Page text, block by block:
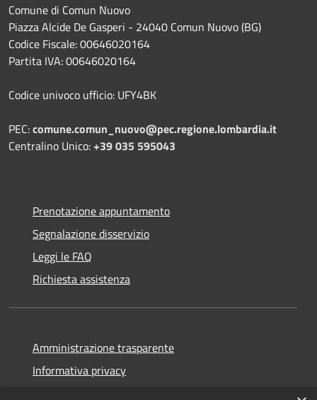
Comune di Comun Nuovo
Piazza Alcide De Gasperi - 24040 Comun Nuovo (BG)
Codice Fiscale: 00646020164
Partita IVA: 00646020164
Codice univoco ufficio: UFY4BK
PEC:comune.comun_nuovo@pec.regione.lombardia.it
Centralino Unico:+39 035 595043
Prenotazione appuntamento
Segnalazione disservizio
Leggi le FAQ
Richiesta assistenza
Amministrazione trasparente
Informativa privacy